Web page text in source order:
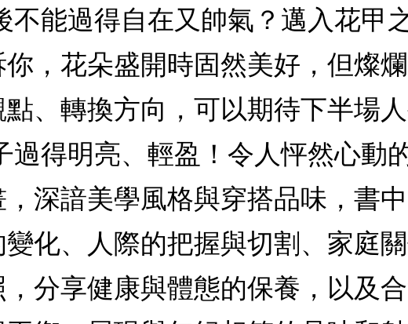
不能過得自在又帥氣？邁入花甲
，花朵盛開時固然美好，但燦
、轉換方向，可以期待下半場
得明亮、輕盈！令人怦然心動
深諳美學風格與穿搭品味，書
化、人際的把握與切割、家庭
分享健康與體態的保養，以及